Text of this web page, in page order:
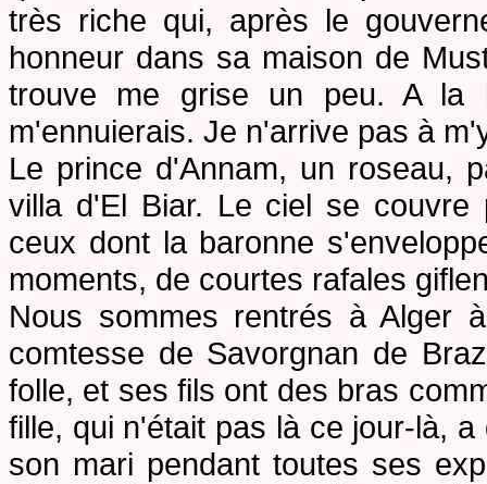
très riche qui, après le
honneur dans sa maison de
trouve me grise un peu. A la
m'ennuierais. Je n'arrive pas à
Le prince d'Annam, un roseau,
villa d'El Biar. Le ciel se couvre
ceux dont la baronne
moments, de courtes rafales
Nous sommes rentrés à Alger
comtesse de Savorgnan de
folle, et ses fils ont des bras
fille, qui n'était pas là ce jour-là,
son mari pendant toutes ses